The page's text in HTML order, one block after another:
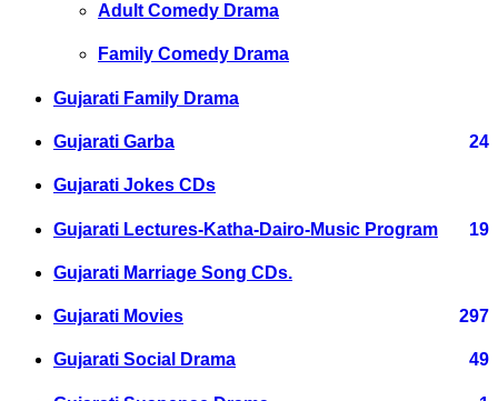
Adult Comedy Drama
Family Comedy Drama
Gujarati Family Drama
Gujarati Garba 24
Gujarati Jokes CDs
Gujarati Lectures-Katha-Dairo-Music Program 19
Gujarati Marriage Song CDs.
Gujarati Movies 297
Gujarati Social Drama 49